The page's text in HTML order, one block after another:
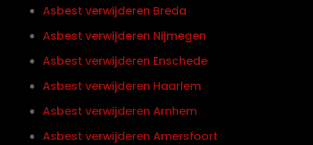
Asbest verwijderen Breda
Asbest verwijderen Nijmegen
Asbest verwijderen Enschede
Asbest verwijderen Haarlem
Asbest verwijderen Arnhem
Asbest verwijderen Amersfoort